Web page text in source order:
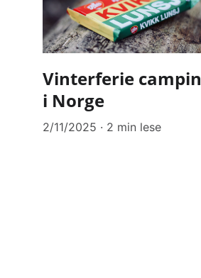
Vinterferie
i Norge
2/11/2025 2 min lese